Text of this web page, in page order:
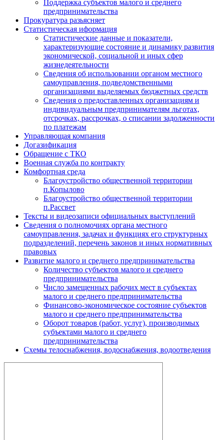
Поддержка субъектов малого и среднего
предпринимательства
Прокуратура разьясняет
Статистическая иформация
Статистические данные и показатели,
характеризующие состояние и динамику развития
экономической, социальной и иных сфер
жизнедеятельности
Сведения об использовании органом местного
самоуправления, подведомственными
организациями выделяемых бюджетных средств
Сведения о предоставленных организациям и
индивидуальным предпринимателям льготах,
отсрочках, рассрочках, о списании задолженности
по платежам
Управляющая компания
Догазификация
Обращение с ТКО
Военная служба по контракту
Комфортная среда
Благоустройство общественной территории
п.Копылово
Благоустройство общественной территории
п.Рассвет
Тексты и видеозаписи официальных выступлений
Сведения о полномочиях органа местного
самоуправления, задачах и функциях его структурных
подразделений, перечень законов и иных нормативных
правовых
Развитие малого и среднего предпринимательства
Количество субъектов малого и среднего
предпринимательства
Число замещенных рабочих мест в субъектах
малого и среднего предпринимательства
Финансово-экономическое состояние субъектов
малого и среднего предпринимательства
Оборот товаров (работ, услуг), производимых
субъектами малого и среднего
предпринимательства
Схемы телоснабжения, водоснабжения, водоотведения